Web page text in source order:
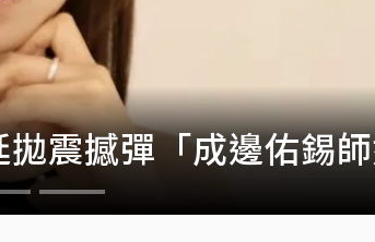
震撼彈「成邊佑錫